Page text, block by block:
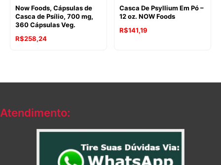
Now Foods, Cápsulas de
Casca de Psílio, 700 mg,
360 Cápsulas Veg.
R$258,24
Casca De Psyllium Em Pó –
12 oz. NOW Foods
O
R$183,22.
R$141,19
R$141,19.
Atendimento: